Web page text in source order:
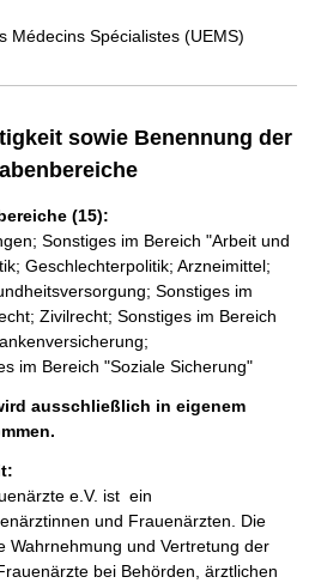
Médecins Spécialistes (UEMS)
sowie Benennung der
(15):
Sonstiges im Bereich "Arbeit und
Geschlechterpolitik; Arzneimittel;
Sonstiges im
Zivilrecht; Sonstiges im Bereich
im Bereich "Soziale Sicherung"
ausschließlich in eigenem
e.V. ist  ein
und Frauenärzten. Die
Wahrnehmung und Vertretung der
bei Behörden, ärztlichen